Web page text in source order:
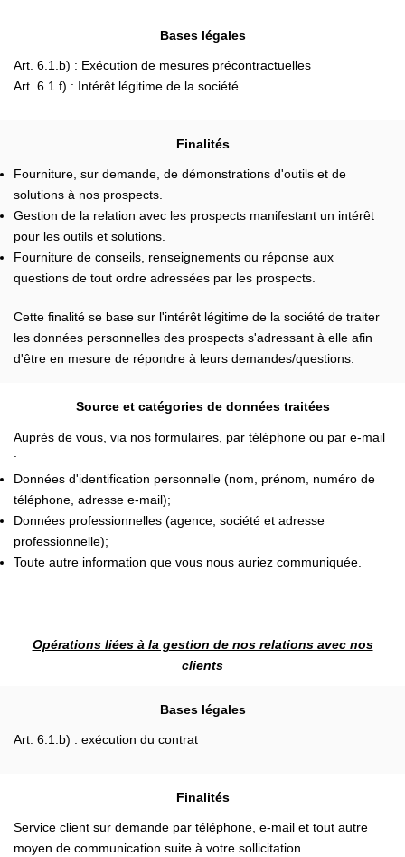
Bases légales
Art. 6.1.b) : Exécution de mesures précontractuelles
Art. 6.1.f) : Intérêt légitime de la société
Finalités
Fourniture, sur demande, de démonstrations d'outils et de
solutions à nos prospects.
Gestion de la relation avec les prospects manifestant un intérêt
pour les outils et solutions.
Fourniture de conseils, renseignements ou réponse aux
questions de tout ordre adressées par les prospects.
Cette finalité se base sur l'intérêt légitime de la société de traiter
les données personnelles des prospects s'adressant à elle afin
d'être en mesure de répondre à leurs demandes/questions.
Source et catégories de données traitées
Auprès de vous, via nos formulaires, par téléphone ou par e-mail
:
Données d'identification personnelle (nom, prénom, numéro de
téléphone, adresse e-mail);
Données professionnelles (agence, société et adresse
professionnelle);
Toute autre information que vous nous auriez communiquée.
Opérations liées à la gestion de nos relations avec nos
clients
Bases légales
Art. 6.1.b) : exécution du contrat
Finalités
Service client sur demande par téléphone, e-mail et tout autre
moyen de communication suite à votre sollicitation.